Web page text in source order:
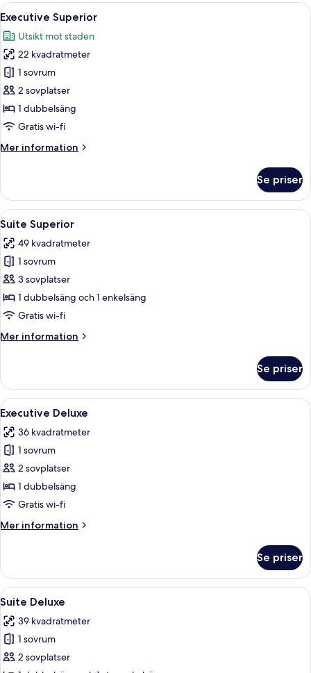
Öppna
alla
foton
för
Executive
Superior
Ett sovrum med en stor säng, ett
14
Executive Superior
Utsikt mot staden
22 kvadratmeter
1 sovrum
2 sovplatser
1 dubbelsäng
Gratis wi-fi
Mer information
Mer
Superior
Se priser
Öppna
alla
foton
för
Suite
Superior
Ett hotellrum med en stor säng, två
13
Suite Superior
49 kvadratmeter
1 sovrum
3 sovplatser
1 dubbelsäng och 1 enkelsäng
Gratis wi-fi
Mer information
Mer
Superior
Se priser
Öppna
alla
foton
för
Executive
Deluxe
En stor säng med ett svartvitt
10
Executive Deluxe
36 kvadratmeter
1 sovrum
2 sovplatser
1 dubbelsäng
Gratis wi-fi
Mer information
Mer
Deluxe
Se priser
Öppna
alla
foton
för
Suite
Ett välordnat hotellrum med en stor
9
Suite Deluxe
39 kvadratmeter
1 sovrum
2 sovplatser